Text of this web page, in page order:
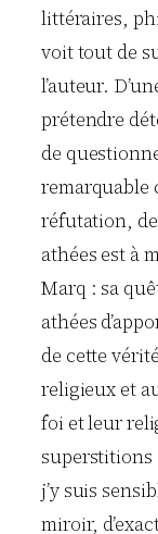
littéraires,
voit tout de
l’auteur.
prétendre
de
remarquable
réfutation,
athées est à
Marq : sa
athées
de cette
religieux et
foi et leur
superstitions
j’y suis
miroir,